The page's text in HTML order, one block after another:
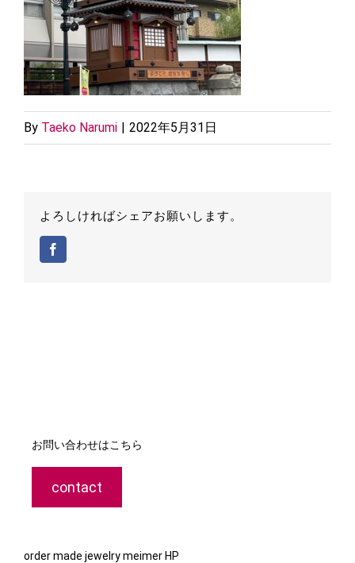
By Taeko Narumi | 2022年5月31日
よろしければシェアお願いします。
お問い合わせはこちら
contact
order made jewelry meimer HP